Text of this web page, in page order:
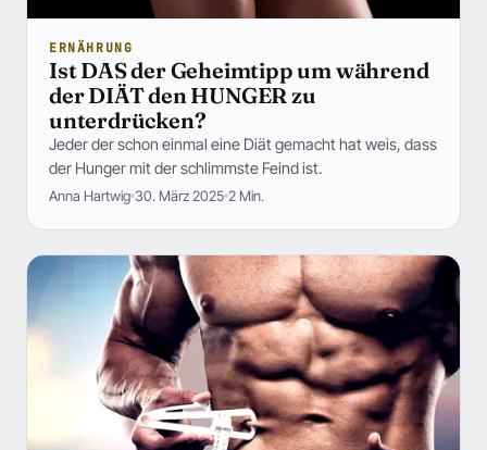
ERNÄHRUNG
Ist DAS der Geheimtipp um während
der DIÄT den HUNGER zu
unterdrücken?
Jeder der schon einmal eine Diät gemacht hat weis, dass
der Hunger mit der schlimmste Feind ist.
Anna Hartwig 30. März 2025 2 Min.